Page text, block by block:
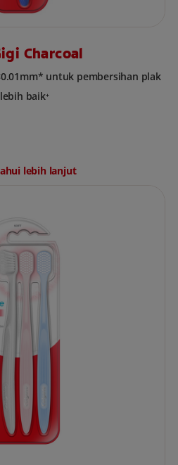
Charcoal
untuk pembersihan plak
baik⁺
lebih lanjut